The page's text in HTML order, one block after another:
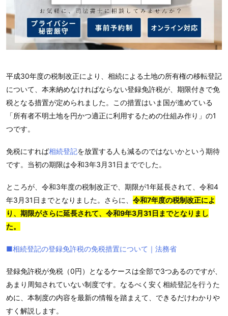
平成30年度の税制改正により、相続による土地の所有権の移転登記
について、本来納めなければならない登録免許税が、期限付きで免
税となる措置が定められました。この措置はいま国が進めている
「所有者不明土地を円かつ適正に利用するための仕組み作り」の1
つです。
免税にすれば相続登記を放置する人も減るのではないかという期待
です。当初の期限は令和3年3月31日まででした。
ところが、令和3年度の税制改正で、期限が1年延長されて、令和4
年3月31日までとなりました。さらに、 令和7年度の税制改正によ
り、期限がさらに延長されて、令和9年3月31日までとなりまし
た。
■相続登記の登録免許税の免税措置について｜法務省
登録免許税が免税（0円）となるケースは全部で3つあるのですが、
あまり周知されていない制度です。なるべく安く相続登記を行うた
めに、本制度の内容を最新の情報を踏まえて、できるだけわかりや
すく解説します。